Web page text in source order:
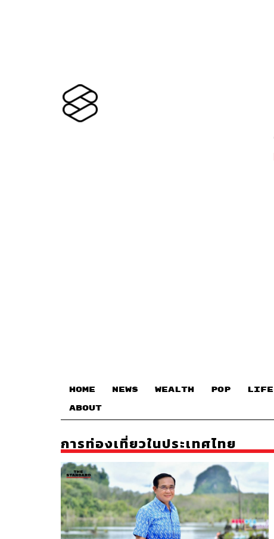
HOME NEWS WEALTH POP LIFE
ABOUT
การท่องเที่ยวในประเทศไทย